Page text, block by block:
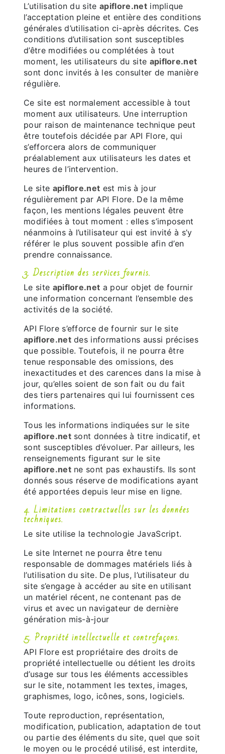
L’utilisation du siteapiflore.netimplique
l’acceptation pleine et entière des conditions
générales d’utilisation ci-après décrites. Ces
conditions d’utilisation sont susceptibles
d’être modifiées ou complétées à tout
moment, les utilisateurs du site apiflore.net
sont donc invités à les consulter de manière
régulière.
Ce site est normalement accessible à tout
moment aux utilisateurs. Une interruption
pour raison de maintenance technique peut
être toutefois décidée par API Flore, qui
s’efforcera alors de communiquer
préalablement aux utilisateurs les dates et
heures de l’intervention.
Le site apiflore.net est mis à jour
régulièrement par API Flore. De la même
façon, les mentions légales peuvent être
modifiées à tout moment : elles s’imposent
néanmoins à l’utilisateur qui est invité à s’y
référer le plus souvent possible afin d’en
prendre connaissance.
3. Description des services fournis.
Le site apiflore.net a pour objet de fournir
une information concernant l’ensemble des
activités de la société.
API Flore s’efforce de fournir sur le site
apiflore.netdes informations aussi précises
que possible. Toutefois, il ne pourra être
tenue responsable des omissions, des
inexactitudes et des carences dans la mise à
jour, qu’elles soient de son fait ou du fait
des tiers partenaires qui lui fournissent ces
informations.
Tous les informations indiquées sur le site
apiflore.netsont données à titre indicatif, et
sont susceptibles d’évoluer. Par ailleurs, les
renseignements figurant sur le site
apiflore.netne sont pas exhaustifs. Ils sont
donnés sous réserve de modifications ayant
été apportées depuis leur mise en ligne.
4. Limitations contractuelles sur les données
techniques.
Le site utilise la technologie JavaScript.
Le site Internet ne pourra être tenu
responsable de dommages matériels liés à
l’utilisation du site. De plus, l’utilisateur du
site s’engage à accéder au site en utilisant
un matériel récent, ne contenant pas de
virus et avec un navigateur de dernière
génération mis-à-jour
5. Propriété intellectuelle et contrefaçons.
API Flore est propriétaire des droits de
propriété intellectuelle ou détient les droits
d’usage sur tous les éléments accessibles
sur le site, notamment les textes, images,
graphismes, logo, icônes, sons, logiciels.
Toute reproduction, représentation,
modification, publication, adaptation de tout
ou partie des éléments du site, quel que soit
le moyen ou le procédé utilisé, est interdite,